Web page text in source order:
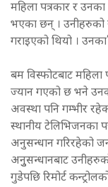
महिला पत्रकार र
भएका छन् । उनीहरुको
गराइएको थियो । उनका
बम विस्फोटबाट
ज्यान गएको छ भने उनका
अवस्था पनि गम्भीर
स्थानीय टेलिभिजनका
अनुसन्धान गरिरहेको
अनुुसन्धानबाट
गुडेपछि रिमोर्ट